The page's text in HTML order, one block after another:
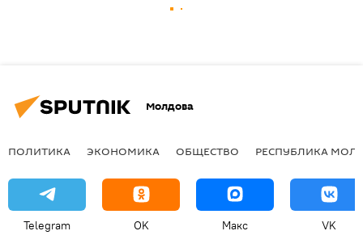
Молдова
ПОЛИТИКА ЭКОНОМИКА ОБЩЕСТВО РЕСПУБЛИКА
Telegram OK Макс VK